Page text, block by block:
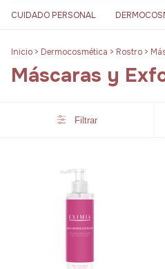
CUIDADO PERSONAL
Inicio > Dermocosmética > Rostro >
Máscaras y
Filtrar